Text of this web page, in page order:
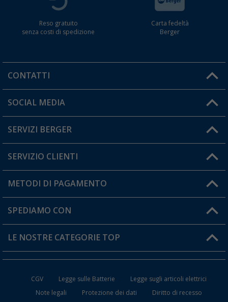
Reso gratuito
senza costi di spedizione
Carta fedeltà
Berger
CONTATTI
Orari di apertura del servizio:
Hai una domanda?
SOCIAL MEDIA
SERVIZI BERGER
Diventare rivenditori
Il mio Account
Carta fedeltà Berger
SERVIZIO CLIENTI
Informazioni sulla spedizione
Resi
FAQ e Contatti
METODI DI PAGAMENTO
SPEDIAMO CON
LE NOSTRE CATEGORIE TOP
CGV Legge sulle Batterie
Legge sugli articoli elettrici
Note legali
Protezione dei dati Diritto di recesso